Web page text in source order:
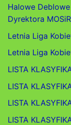
Halowe
Dyrektora
Letnia Liga
Letnia Liga
LISTA
LISTA
LISTA
LISTA